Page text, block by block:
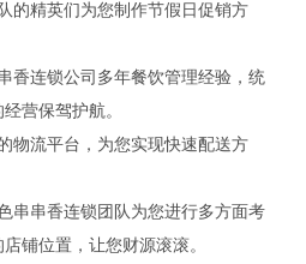
精英们为您制作节假日促销方
连锁公司多年餐饮管理经验，统
营保驾护航。
流平台，为您实现快速配送方
串串香连锁团队为您进行多方面考
铺位置，让您财源滚滚。